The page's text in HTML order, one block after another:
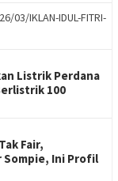
IKLAN-IDUL-FITRI-
Listrik Perdana
100
Fair,
Ini Profil